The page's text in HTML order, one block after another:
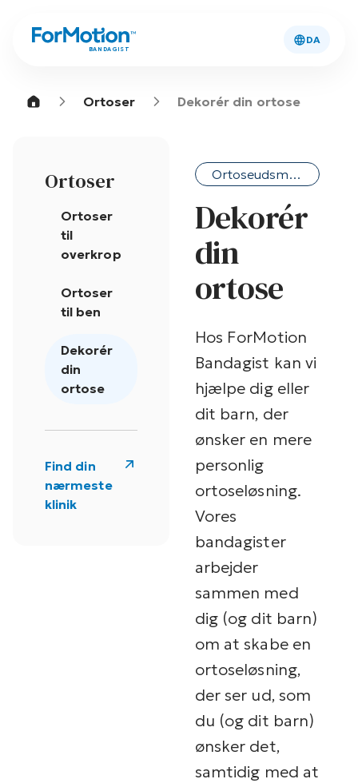
BANDAGIST
DA
Ortoser Dekorér din ortose
Ortoser
Ortoser
til
overkrop
Ortoser
til ben
Dekorér
din
ortose
Find din
nærmeste
klinik
Ortoseudsmykning
Dekorér
din
ortose
Hos ForMotion
Bandagist kan vi
hjælpe dig eller
dit barn, der
ønsker en mere
personlig
ortoseløsning.
Vores
bandagister
arbejder
sammen med
dig (og dit barn)
om at skabe en
ortoseløsning,
der ser ud, som
du (og dit barn)
ønsker det,
samtidig med at